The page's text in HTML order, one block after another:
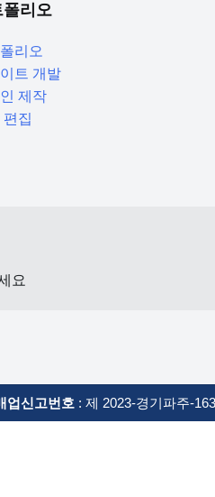
폴리오
리오
트 개발
제작
편집
요
업신고번호 : 제 2023-경기파주-